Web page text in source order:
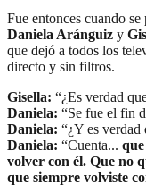
Fue entonces cuando
Daniela Aránguiz y
que dejó a todos los
directo y sin filtros.
Gisella: “¿Es verdad
Daniela: “Se fue el fin
Daniela: “¿Y es
Daniela: “Cuenta...
volver con él. Que no
que siempre volviste